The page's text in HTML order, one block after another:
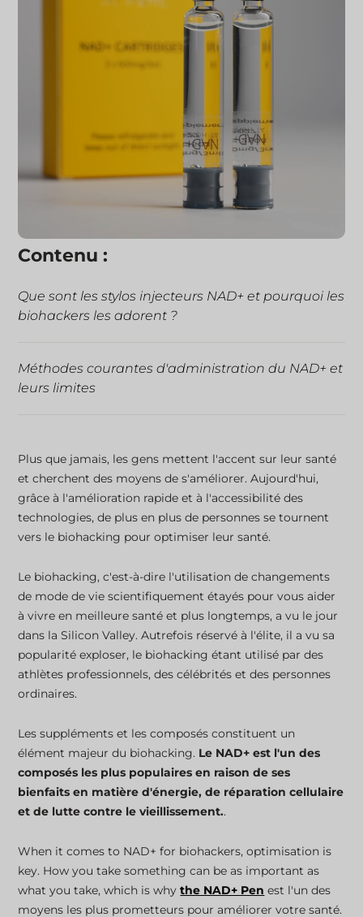
Plus que jamais, les gens mettent l'accent sur leur santé
et cherchent des moyens de s'améliorer. Aujourd'hui,
grâce à l'amélioration rapide et à l'accessibilité des
technologies, de plus en plus de personnes se tournent
vers le biohacking pour optimiser leur santé.
Le biohacking, c'est-à-dire l'utilisation de changements
de mode de vie scientifiquement étayés pour vous aider
à vivre en meilleure santé et plus longtemps, a vu le jour
dans la Silicon Valley. Autrefois réservé à l'élite, il a vu sa
popularité exploser, le biohacking étant utilisé par des
athlètes professionnels, des célébrités et des personnes
ordinaires.
Les suppléments et les composés constituent un
élément majeur du biohacking. Le NAD+ est l'un des
composés les plus populaires en raison de ses
bienfaits en matière d'énergie, de réparation cellulaire
et de lutte contre le vieillissement..
When it comes to NAD+ for biohackers, optimisation is
key. How you take something can be as important as
what you take, which is whythe NAD+ Pen est l'un des
moyens les plus prometteurs pour améliorer votre santé.
Contenu :
Que sont les stylos injecteurs NAD+ et pourquoi les
biohackers les adorent ?
Méthodes courantes d'administration du NAD+ et
leurs limites
5 avantages des stylos injecteurs NAD
Le stylo injecteur NAD
Les outils NAD+ qui vous permettent de garder le
contrôle
Blogs associés